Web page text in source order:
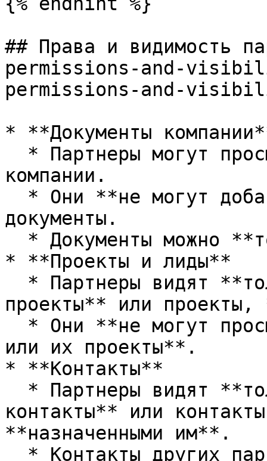
## Права и видимость
permissions-and-
permissions-and-
* **Документы
компании.
документы.
* **Проекты и лиды**
проекты** или
или их проекты**.
* **Контакты**
контакты** или
**назначенными им**.